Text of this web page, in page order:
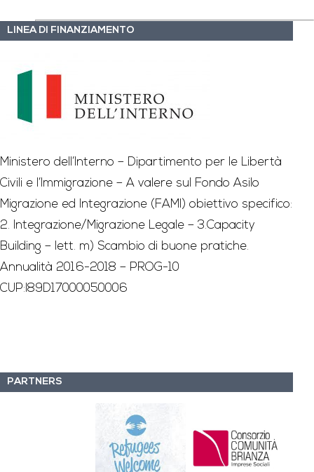
LINEA DI FINANZIAMENTO
Ministero dell’Interno – Dipartimento per le Libertà
Civili e l’Immigrazione – A valere sul Fondo Asilo
Migrazione ed Integrazione (FAMI) obiettivo specifico:
2. Integrazione/Migrazione Legale – 3.Capacity
Building – lett. m) Scambio di buone pratiche.
Annualità 2016-2018 – PROG-10
CUP:I89D17000050006
PARTNERS